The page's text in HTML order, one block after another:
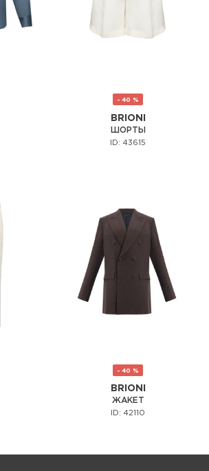
- 40 %
BRIONI
ШОРТЫ
ID: 43615
- 40 %
BRIONI
ЖАКЕТ
ID: 42110